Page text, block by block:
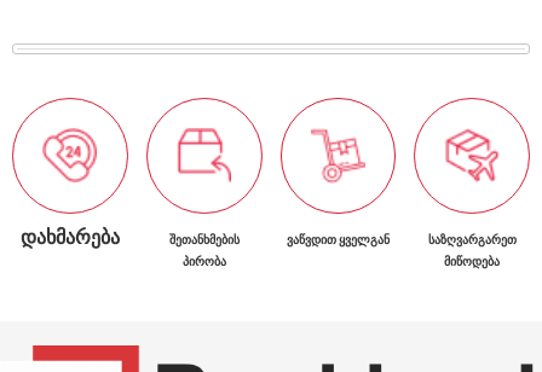
ᲓᲐᲮᲛᲐᲠᲔᲑᲐ
ᲨᲔᲗᲐᲜᲮᲛᲔᲑᲘᲡ
ᲞᲘᲠᲝᲑᲐ
ᲕᲐᲬᲕᲓᲘᲗ ᲧᲕᲔᲚᲒᲐᲜ
ᲡᲐᲖᲦᲕᲐᲠᲒᲐᲠᲔᲗ
ᲛᲘᲬᲝᲓᲔᲑᲐ